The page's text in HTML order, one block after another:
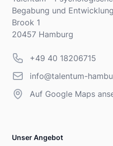
Begabung und Entwicklung
Brook 1
20457 Hamburg
Telefonnummer
+49 40 18206715
info@talentum-
info@talentum-
Auf Google Maps
Unser Angebot